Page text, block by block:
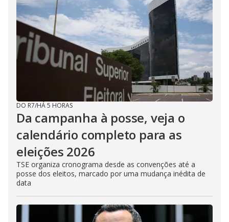
DO R7/HÁ 5 HORAS
Da campanha à posse, veja o
calendário completo para as
eleições 2026
TSE organiza cronograma desde as convenções até a
posse dos eleitos, marcado por uma mudança inédita de
data